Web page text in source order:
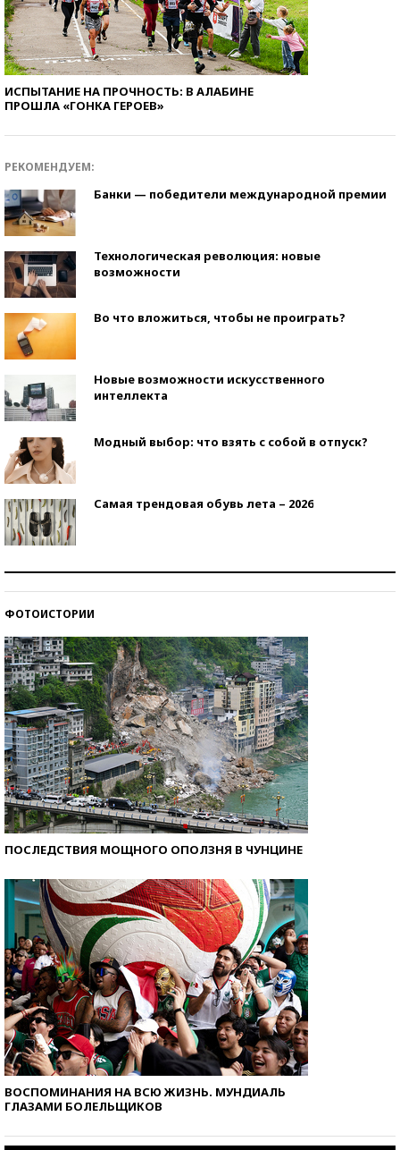
ИСПЫТАНИЕ НА ПРОЧНОСТЬ: В АЛАБИНЕ
ПРОШЛА «ГОНКА ГЕРОЕВ»
РЕКОМЕНДУЕМ:
Банки — победители международной премии
Технологическая революция: новые
возможности
Во что вложиться, чтобы не проиграть?
Новые возможности искусственного
интеллекта
Модный выбор: что взять с собой в отпуск?
Самая трендовая обувь лета – 2026
ФОТОИСТОРИИ
ПОСЛЕДСТВИЯ МОЩНОГО ОПОЛЗНЯ В ЧУНЦИНЕ
ВОСПОМИНАНИЯ НА ВСЮ ЖИЗНЬ. МУНДИАЛЬ
ГЛАЗАМИ БОЛЕЛЬЩИКОВ